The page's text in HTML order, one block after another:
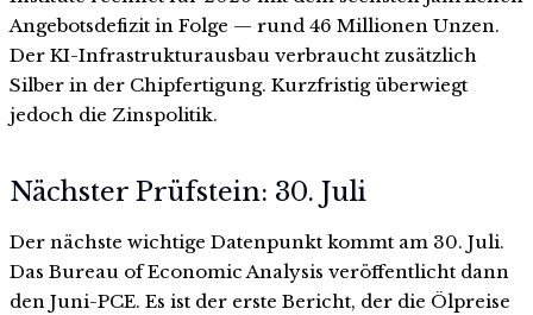
Angebotsdefizit in Folge — rund 46 Millionen Unzen.
Der KI-Infrastrukturausbau verbraucht zusätzlich
Silber in der Chipfertigung. Kurzfristig überwiegt
jedoch die Zinspolitik.
Nächster Prüfstein: 30. Juli
Der nächste wichtige Datenpunkt kommt am 30. Juli.
Das Bureau of Economic Analysis veröffentlicht dann
den Juni-PCE. Es ist der erste Bericht, der die Ölpreise